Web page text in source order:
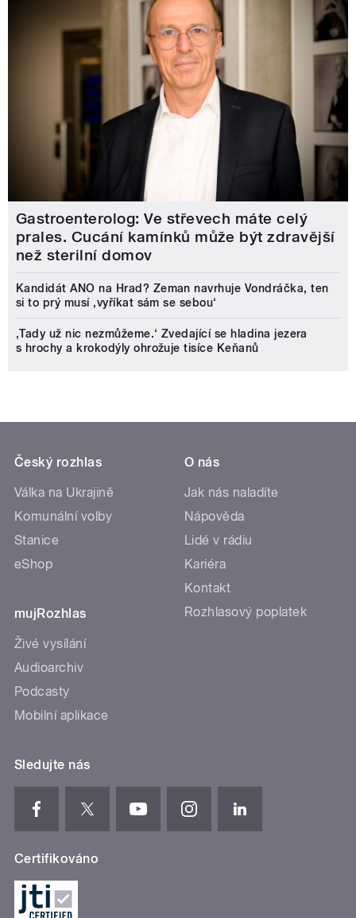
Gastroenterolog: Ve střevech máte celý
prales. Cucání kamínků může být zdravější
než sterilní domov
Kandidát ANO na Hrad? Zeman navrhuje Vondráčka, ten
si to prý musí ‚vyříkat sám se sebou‘
‚Tady už nic nezmůžeme.‘ Zvedající se hladina jezera
s hrochy a krokodýly ohrožuje tisíce Keňanů
Český rozhlas
Válka na Ukrajině
Komunální volby
Stanice
eShop
mujRozhlas
Živé vysílání
Audioarchiv
Podcasty
Mobilní aplikace
O nás
Jak nás naladíte
Nápověda
Lidé v rádiu
Kariéra
Kontakt
Rozhlasový poplatek
Sledujte nás
Certifikováno